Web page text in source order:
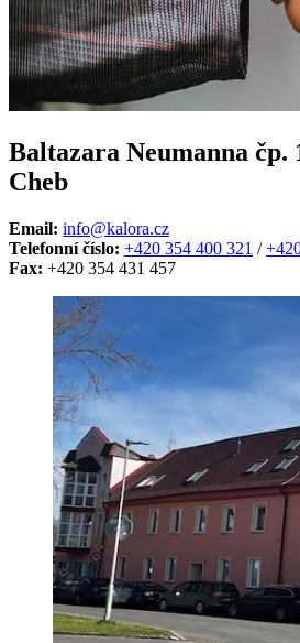
Baltazara Neumanna čp.
Cheb
Email: info@kalora.cz
Telefonní číslo: +420 354 400 321 /
Fax: +420 354 431 457